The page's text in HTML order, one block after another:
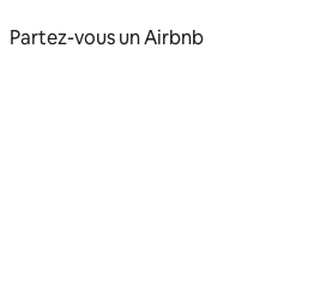
Partez-vous un Airbnb